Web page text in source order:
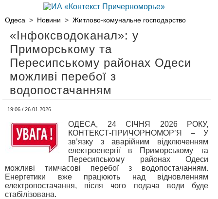
Одеса > Новини > Житлово-комунальне господарство
«Інфоксводоканал»: у
Приморському та
Пересипському районах Одеси
можливі перебої з
водопостачанням
19:06 / 26.01.2026
ОДЕСА, 24 СІЧНЯ 2026 РОКУ,
КОНТЕКСТ-ПРИЧОРНОМОР’Я – У
зв’язку з аварійним відключенням
електроенергії в Приморському та
Пересипському районах Одеси
можливі тимчасові перебої з водопостачанням.
Енергетики вже працюють над відновленням
електропостачання, після чого подача води буде
стабілізована.